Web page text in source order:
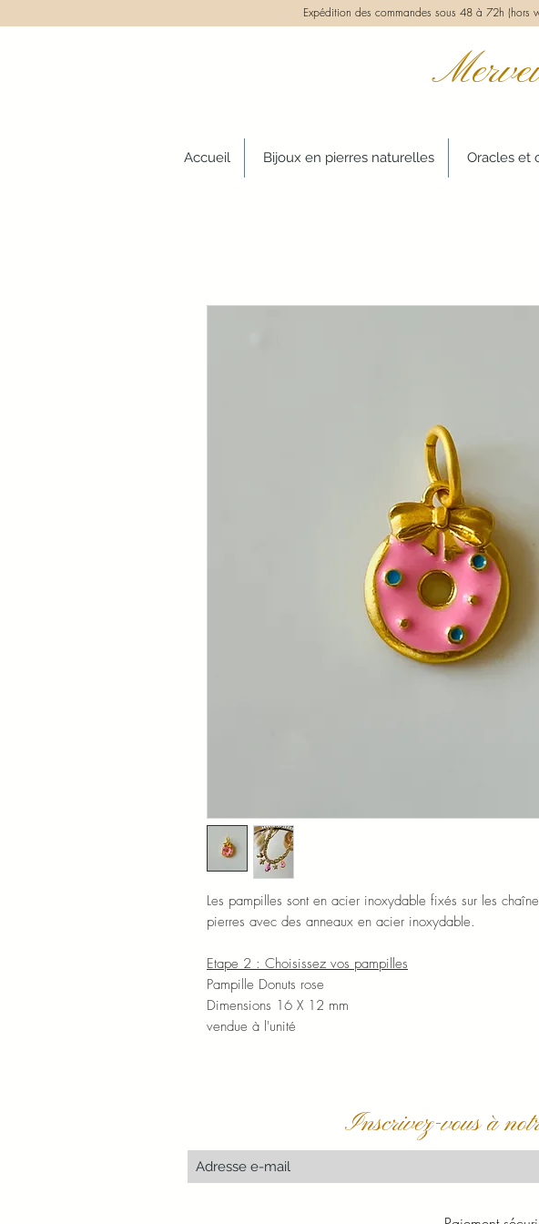
Expédition des commandes sous 48 à 72h (hors
Accueil Bijoux en pierres naturelles Oracles et
Les pampilles sont en acier inoxydable fixés sur les
pierres avec des anneaux en acier inoxydable.
Etape 2 : Choisissez vos pampilles
Pampille Donuts rose
Dimensions 16 X 12 mm
vendue à l'unité
Inscrivez-vous à